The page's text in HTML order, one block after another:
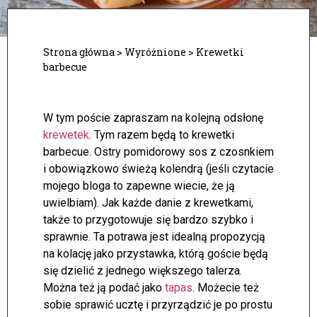
Strona główna > Wyróżnione > Krewetki
barbecue
W tym poście zapraszam na kolejną odsłonę
krewetek. Tym razem będą to krewetki
barbecue. Ostry pomidorowy sos z czosnkiem
i obowiązkowo świeżą kolendrą (jeśli czytacie
mojego bloga to zapewne wiecie, że ją
uwielbiam). Jak każde danie z krewetkami,
także to przygotowuje się bardzo szybko i
sprawnie. Ta potrawa jest idealną propozycją
na kolację jako przystawka, którą goście będą
się dzielić z jednego większego talerza.
Można też ją podać jako tapas. Możecie też
sobie sprawić ucztę i przyrządzić je po prostu